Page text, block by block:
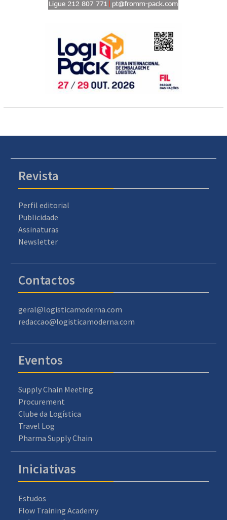
Revista
Perfil editorial
Publicidade
Assinaturas
Newsletter
Contactos
geral@logisticamoderna.com
redaccao@logisticamoderna.com
Eventos
Supply Chain Meeting
Procurement
Clube da Logística
Travel Log
Pharma Supply Chain
Iniciativas
Estudos
Flow Training Academy